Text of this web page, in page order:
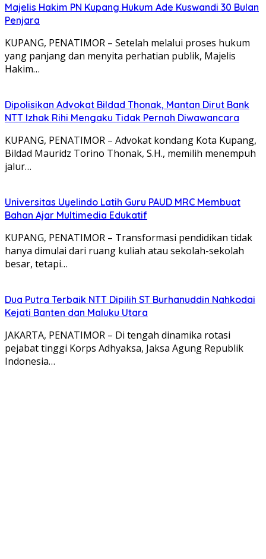
Majelis Hakim PN Kupang Hukum Ade Kuswandi 30 Bulan
Penjara
KUPANG, PENATIMOR – Setelah melalui proses hukum
yang panjang dan menyita perhatian publik, Majelis
Hakim…
Dipolisikan Advokat Bildad Thonak, Mantan Dirut Bank
NTT Izhak Rihi Mengaku Tidak Pernah Diwawancara
KUPANG, PENATIMOR – Advokat kondang Kota Kupang,
Bildad Mauridz Torino Thonak, S.H., memilih menempuh
jalur…
Universitas Uyelindo Latih Guru PAUD MRC Membuat
Bahan Ajar Multimedia Edukatif
KUPANG, PENATIMOR – Transformasi pendidikan tidak
hanya dimulai dari ruang kuliah atau sekolah-sekolah
besar, tetapi…
Dua Putra Terbaik NTT Dipilih ST Burhanuddin Nahkodai
Kejati Banten dan Maluku Utara
JAKARTA, PENATIMOR – Di tengah dinamika rotasi
pejabat tinggi Korps Adhyaksa, Jaksa Agung Republik
Indonesia…